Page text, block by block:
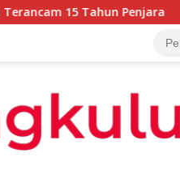
Penjara Sekda